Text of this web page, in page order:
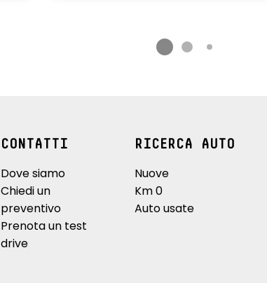
CONTATTI
Dove siamo
Chiedi un
preventivo
Prenota un test
drive
RICERCA AUTO
Nuove
Km 0
Auto usate